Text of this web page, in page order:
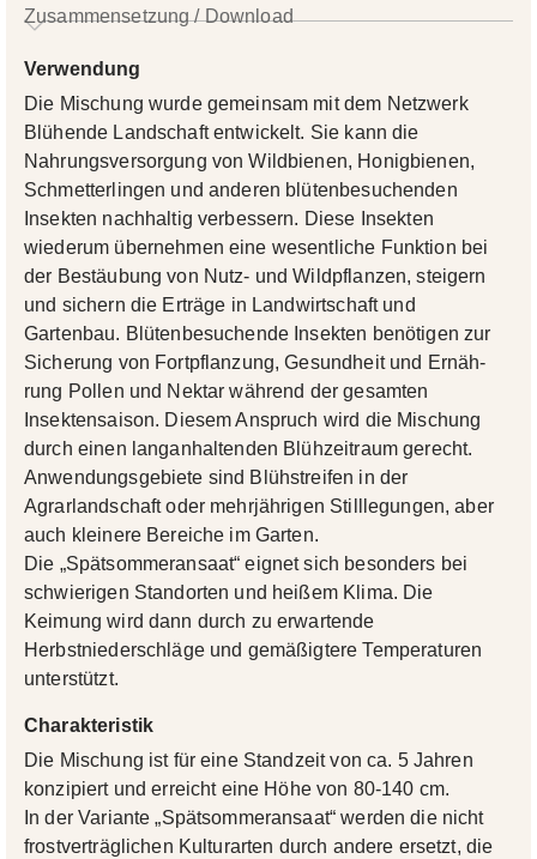
Zusammensetzung / Download
Verwendung
Die Mischung wurde gemein­sam mit dem Netzwerk
Blühende Landschaft entwickelt. Sie kann die
Nahrungsversorgung von Wildbienen, Honigbienen,
Schmetter­lingen und anderen blütenbesuchenden
Insekten nachhaltig verbessern. Diese Insekten
wiederum übernehmen eine wesentliche Funktion bei
der Bestäubung von Nutz- und Wildpflanzen, steigern
und sichern die Erträge in Landwirtschaft und
Gartenbau. Blütenbe­suchende Insekten benötigen zur
Sicherung von Fortpflanzung, Gesundheit und Ernäh­
rung Pollen und Nektar während der gesam­ten
Insektensaison. Diesem Anspruch wird die Mischung
durch einen langanhaltenden Blühzeitraum gerecht.
Anwendungsgebiete sind Blühstreifen in der
Agrarlandschaft oder mehrjährigen Stilllegungen, aber
auch kleinere Bereiche im Garten.
Die „Spätsommeransaat“ eignet sich besonders bei
schwierigen Standorten und heißem Klima. Die
Keimung wird dann durch zu erwartende
Herbstniederschläge und gemäßigtere Temperaturen
unterstützt.
Charakteristik
Die Mischung ist für eine Standzeit von ca. 5 Jahren
konzipiert und erreicht eine Höhe von 80-140 cm.
In der Variante „Spätsommeransaat“ werden die nicht
frostverträglichen Kulturarten durch andere ersetzt, die